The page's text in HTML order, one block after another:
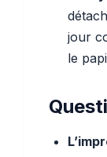
jour
le